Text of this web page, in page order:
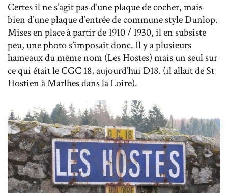
Certes il ne s’agit pas d’une plaque de cocher, mais
bien d’une plaque d’entrée de commune style Dunlop.
Mises en place à partir de 1910 / 1930, il en subsiste
peu, une photo s’imposait donc. Il y a plusieurs
hameaux du même nom (Les Hostes) mais un seul sur
ce qui était le CGC 18, aujourd’hui D18. (il allait de St
Hostien à Marlhes dans la Loire).